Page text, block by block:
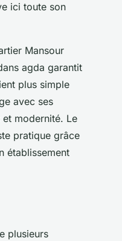
ici toute son
Mansour
agda garantit
plus simple
avec ses
modernité. Le
pratique grâce
établissement
plusieurs